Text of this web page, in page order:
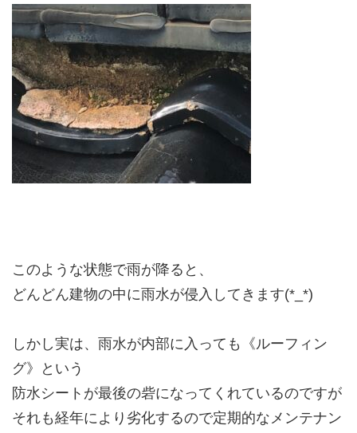
このような状態で雨が降ると、
どんどん建物の中に雨水が侵入してきます(*_*)
しかし実は、雨水が内部に入っても《ルーフィン
グ》という
防水シートが最後の砦になってくれているのですが
それも経年により劣化するので定期的なメンテナン